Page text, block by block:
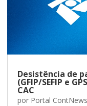
Desistência de
(GFIP/SEFIP e
CAC
por Portal ContNews